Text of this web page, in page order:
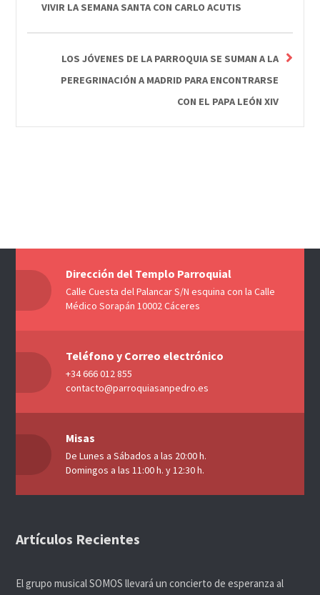
VIVIR LA SEMANA SANTA CON CARLO ACUTIS
LOS JÓVENES DE LA PARROQUIA SE SUMAN A LA
PEREGRINACIÓN A MADRID PARA ENCONTRARSE
CON EL PAPA LEÓN XIV
Dirección del Templo Parroquial
Calle Cuesta del Palancar S/N esquina con la Calle
Médico Sorapán 10002 Cáceres
Teléfono y Correo electrónico
+34 666 012 855
contacto@parroquiasanpedro.es
Misas
De Lunes a Sábados a las 20:00 h.
Domingos a las 11:00 h. y 12:30 h.
Artículos Recientes
El grupo musical SOMOS llevará un concierto de esperanza al